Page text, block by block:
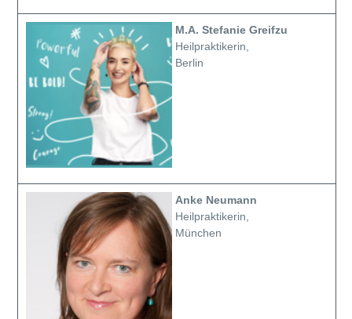
M.A. Stefanie Greifzu
Heilpraktikerin,
Berlin
Anke Neumann
Heilpraktikerin,
München